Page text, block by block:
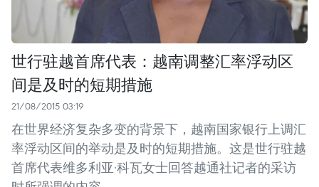
世行驻越首席代表：越南调整汇率浮动区
间是及时的短期措施
21/08/2015 03:19
在世界经济复杂多变的背景下，越南国家银行上调汇
率浮动区间的举动是及时的短期措施。这是世行驻越
首席代表维多利亚·科瓦女士回答越通社记者的采访